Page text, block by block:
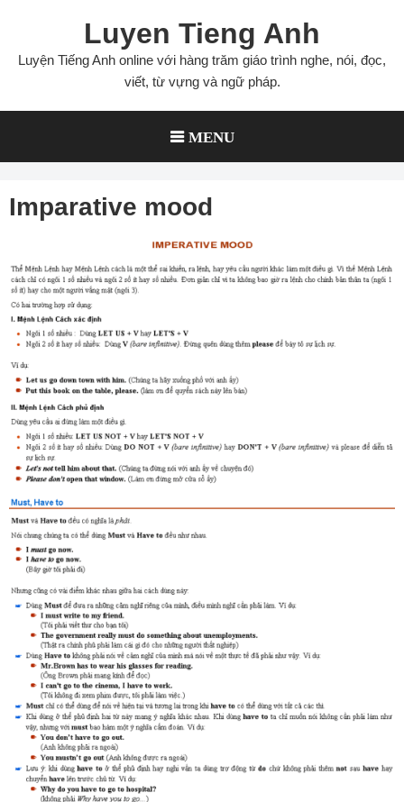
content
Luyen Tieng Anh
Luyện Tiếng Anh online với hàng trăm giáo trình nghe, nói, đọc,
viết, từ vựng và ngữ pháp.
MENU
Imparative mood